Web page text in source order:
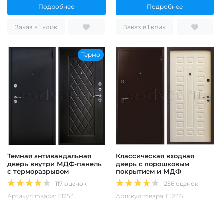
Подробнее
Заказ в 1 клик
Подробнее
Заказ в 1 клик
Термо
Темная антивандальная
дверь внутри МДФ-панель
с терморазрывом
117 оценок
Артикул товара: Е1254
Классическая входная
дверь с порошковым
покрытием и МДФ
256 оценок
Артикул товара: Е1246